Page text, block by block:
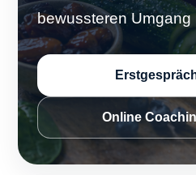
bewussteren Umgang
Online